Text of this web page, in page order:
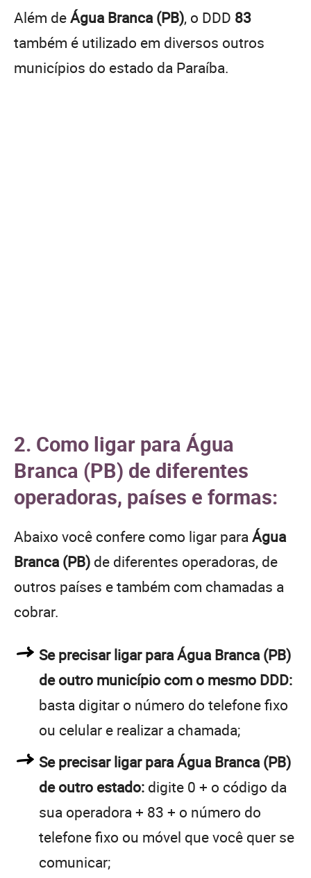
Além deÁgua Branca (PB), o DDD 83
também é utilizado em diversos outros
municípios do estado da Paraíba.
2. Como ligar para Água
Branca (PB) de diferentes
operadoras, países e formas:
Abaixo você confere como ligar para Água
Branca (PB) de diferentes operadoras, de
outros países e também com chamadas a
cobrar.
Se precisar ligar para Água Branca (PB)
de outro município com o mesmo DDD:
basta digitar o número do telefone fixo
ou celular e realizar a chamada;
Se precisar ligar para Água Branca (PB)
de outro estado: digite 0 + o código da
sua operadora + 83 + o número do
telefone fixo ou móvel que você quer se
comunicar;